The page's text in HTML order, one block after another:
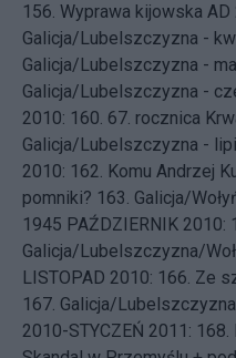
156. Wyprawa kijowska AD
Galicja/Lubelszczyzna -
Galicja/Lubelszczyzna -
Galicja/Lubelszczyzna -
2010: 160. 67. rocznica
Galicja/Lubelszczyzna -
2010: 162. Komu Andrzej
pomniki? 163. Galicja/
1945 PAŹDZIERNIK 2010:
Galicja/Lubelszczyzna/
LISTOPAD 2010: 166. Ze
167. Galicja/
2010-STYCZEŃ 2011: 168.